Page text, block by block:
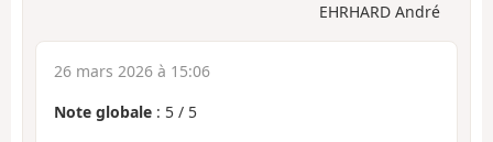
EHRHARD André
26 mars 2026 à 15:06
Note globale : 5 / 5